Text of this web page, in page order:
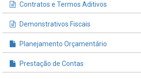
Contratos e Termos Aditivos
Demonstrativos Fiscais
Planejamento Orçamentário
Prestação de Contas